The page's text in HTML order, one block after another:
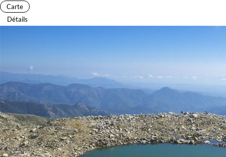
Carte
Détails